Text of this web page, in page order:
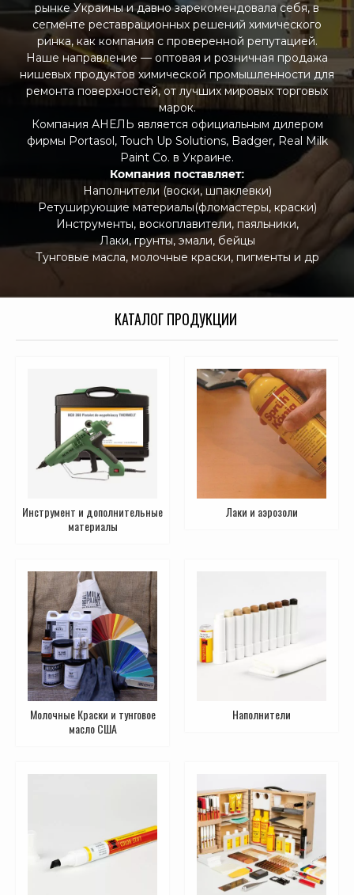
рынке Украины и давно зарекомендовала себя, в
сегменте реставрационных решений химического
ринка, как компания с проверенной репутацией.
Наше направление — оптовая и розничная продажа
нишевых продуктов химической промышленности для
ремонта поверхностей, от лучших мировых торговых
марок.
Компания АНЕЛЬ является официальным дилером
фирмы Portasol, Touch Up Solutions, Badger, Real Milk
Paint Co. в Украине.
Компания поставляет:
Наполнители (воски, шпаклевки)
Ретуширующие материалы(фломастеры, краски)
Инструменты, воскоплавители, паяльники,
Лаки, грунты, эмали, бейцы
Тунговые масла, молочные краски, пигменты и др
КАТАЛОГ ПРОДУКЦИИ
Инструмент и дополнительные
материалы
Лаки и аэрозоли
Молочные Краски и тунговое
масло США
Наполнители